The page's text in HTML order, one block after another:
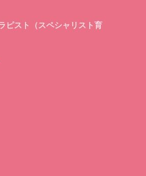
ピスト（スペシャリスト育